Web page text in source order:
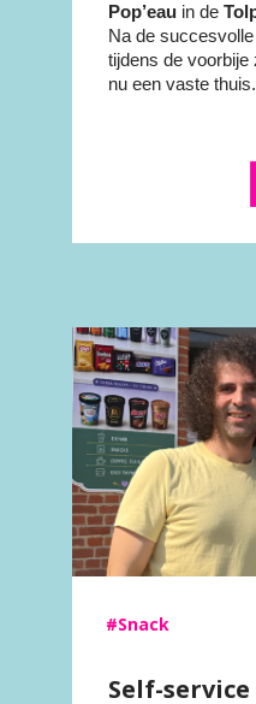
Pop’eau in de
Na de
tijdens de voorbije
nu een vaste thuis.
#Snack
Self-